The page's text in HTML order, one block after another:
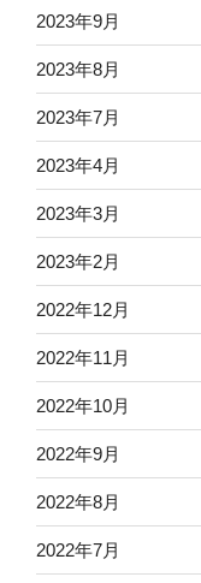
2023年9月
2023年8月
2023年7月
2023年4月
2023年3月
2023年2月
2022年12月
2022年11月
2022年10月
2022年9月
2022年8月
2022年7月